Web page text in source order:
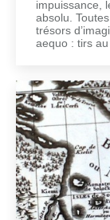
impuissance,
absolu.
trésors
aequo : tirs